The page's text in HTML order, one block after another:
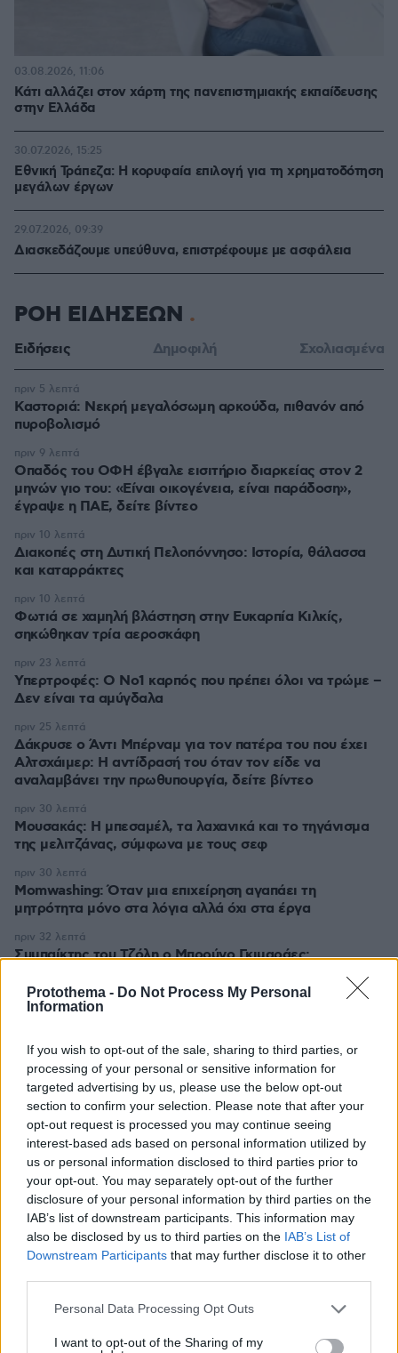
Protothema - Do Not Process My Personal
Information
If you wish to opt-out of the sale, sharing to third parties, or
processing of your personal or sensitive information for
targeted advertising by us, please use the below opt-out
section to confirm your selection. Please note that after your
opt-out request is processed you may continue seeing
interest-based ads based on personal information utilized by
us or personal information disclosed to third parties prior to
your opt-out. You may separately opt-out of the further
disclosure of your personal information by third parties on the
IAB’s list of downstream participants. This information may
also be disclosed by us to third parties on the IAB’s List of
Downstream Participants that may further disclose it to other
Please note that this website/app uses one or more Google
not limited to your visit or usage behaviour. You may click to
Personal Data Processing Opt Outs
I want to opt-out of the Sharing of my
Κάτι αλλάζει στον χάρτη της πανεπιστημιακής εκπαίδευσης
στην Ελλάδα
03.08.2026, 11:06
Εθνική Τράπεζα: Η κορυφαία επιλογή για τη χρηματοδότηση
μεγάλων έργων
30.07.2026, 15:25
Διασκεδάζουμε υπεύθυνα, επιστρέφουμε με ασφάλεια
29.07.2026, 09:39
ΡΟΗ ΕΙΔΗΣΕΩΝ
Ειδήσεις Δημοφιλή Σχολιασμένα
Καστοριά: Νεκρή μεγαλόσωμη αρκούδα, πιθανόν από
πυροβολισμό
πριν 5 λεπτά
Οπαδός του ΟΦΗ έβγαλε εισιτήριο διαρκείας στον 2
μηνών γιο του: «Είναι οικογένεια, είναι παράδοση»,
έγραψε η ΠΑΕ, δείτε βίντεο
πριν 9 λεπτά
Διακοπές στη Δυτική Πελοπόννησο: Ιστορία, θάλασσα
και καταρράκτες
πριν 10 λεπτά
Φωτιά σε χαμηλή βλάστηση στην Ευκαρπία Κιλκίς,
σηκώθηκαν τρία αεροσκάφη
πριν 10 λεπτά
Υπερτροφές: Ο Νο1 καρπός που πρέπει όλοι να τρώμε –
Δεν είναι τα αμύγδαλα
πριν 23 λεπτά
Δάκρυσε ο Άντι Μπέρναμ για τον πατέρα του που έχει
Αλτσχάιμερ: Η αντίδρασή του όταν τον είδε να
αναλαμβάνει την πρωθυπουργία, δείτε βίντεο
πριν 25 λεπτά
Μουσακάς: Η μπεσαμέλ, τα λαχανικά και το τηγάνισμα
της μελιτζάνας, σύμφωνα με τους σεφ
πριν 30 λεπτά
Momwashing: Όταν μια επιχείρηση αγαπάει τη
μητρότητα μόνο στα λόγια αλλά όχι στα έργα
πριν 30 λεπτά
Συμπαίκτης του Τζόλη ο Μπρούνο Γκιμαράες:
πριν 32 λεπτά
πριν 40 λεπτά
ΔΕΙΤΕ ΟΛΕΣ ΤΙΣ ΕΙΔΗΣΕΙΣ
ΤΑ ΠΙΟ ΔΗΜΟΦΙΛΗ